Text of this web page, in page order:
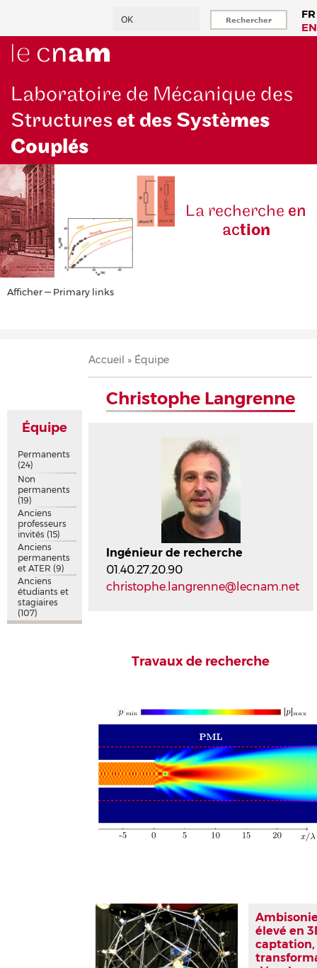
principal
FR
EN
Laboratoire de Mécanique des
Structures et des Systèmes
Couplés
La recherche en
action
Primary
Afficher — Primary links
Fil
d'Ariane
Accueil Équipe
Christophe Langrenne
Ingénieur de recherche
01.40.27.20.90
christophe.langrenne@lecnam.net
Travaux de recherche
élevé en
captation,
Équipe
Permanents
(24)
Non
permanents
(19)
Anciens
professeurs
invités (15)
Anciens
permanents
et ATER (9)
Anciens
étudiants et
stagiaires
(107)